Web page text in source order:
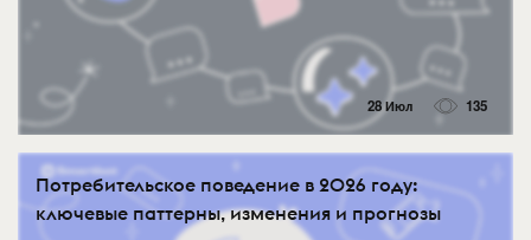
28 Июл 135
Потребительское поведение в 2026 году:
ключевые паттерны, изменения и прогнозы